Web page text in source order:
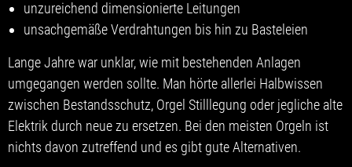
unzureichend dimensionierte Leitungen
unsachgemäße Verdrahtungen bis hin zu Basteleien
Lange Jahre war unklar, wie mit bestehenden Anlagen
umgegangen werden sollte. Man hörte allerlei Halbwissen
zwischen Bestandsschutz, Orgel Stilllegung oder jegliche alte
Elektrik durch neue zu ersetzen. Bei den meisten Orgeln ist
nichts davon zutreffend und es gibt gute Alternativen.